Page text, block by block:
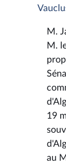
M.
M.
19
au